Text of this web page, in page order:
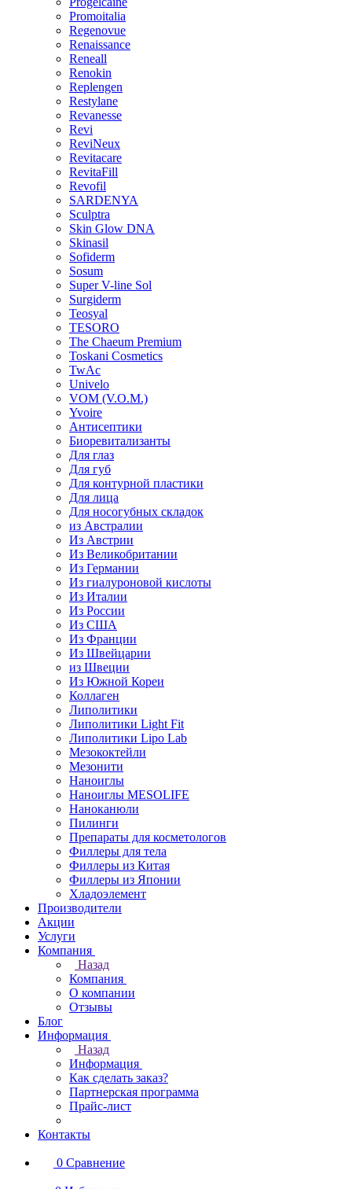
Promoitalia
Regenovue
Renaissance
Reneall
Renokin
Replengen
Restylane
Revanesse
Revi
ReviNeux
Revitacare
RevitaFill
Revofil
SARDENYA
Sculptra
Skin Glow DNA
Skinasil
Sofiderm
Sosum
Super V-line Sol
Surgiderm
Teosyal
TESORO
The Chaeum Premium
Toskani Cosmetics
TwAc
Univelo
VOM (V.O.M.)
Yvoire
Антисептики
Биоревитализанты
Для глаз
Для губ
Для контурной пластики
Для лица
Для носогубных складок
из Австралии
Из Австрии
Из Великобритании
Из Германии
Из гиалуроновой кислоты
Из Италии
Из России
Из США
Из Франции
Из Швейцарии
из Швеции
Из Южной Кореи
Коллаген
Липолитики
Липолитики Light Fit
Липолитики Lipo Lab
Мезококтейли
Мезонити
Наноиглы
Наноиглы MESOLIFE
Наноканюли
Пилинги
Препараты для косметологов
Филлеры для тела
Филлеры из Китая
Филлеры из Японии
Хладоэлемент
Производители
Акции
Услуги
Компания
Назад
Компания
О компании
Отзывы
Блог
Информация
Назад
Информация
Как сделать заказ?
Партнерская программа
Прайс-лист
Контакты
0 Сравнение